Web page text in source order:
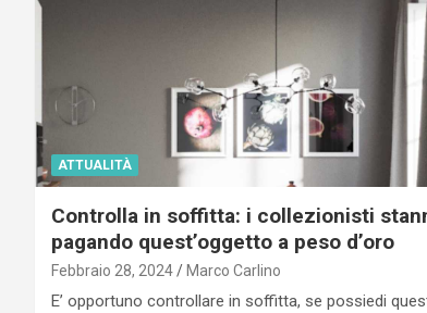
ATTUALITÀ
Controlla in soffitta: i collezionisti
pagando quest’oggetto a peso d’oro
Febbraio 28, 2024 Marco Carlino
E’ opportuno controllare in soffitta, se possiedi